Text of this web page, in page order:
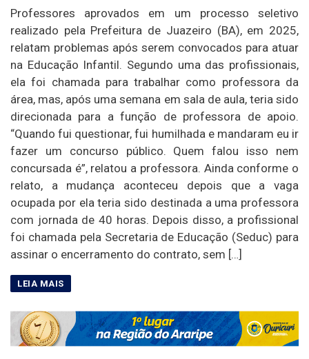
Professores aprovados em um processo seletivo
realizado pela Prefeitura de Juazeiro (BA), em 2025,
relatam problemas após serem convocados para atuar
na Educação Infantil. Segundo uma das profissionais,
ela foi chamada para trabalhar como professora da
área, mas, após uma semana em sala de aula, teria sido
direcionada para a função de professora de apoio.
“Quando fui questionar, fui humilhada e mandaram eu ir
fazer um concurso público. Quem falou isso nem
concursada é”, relatou a professora. Ainda conforme o
relato, a mudança aconteceu depois que a vaga
ocupada por ela teria sido destinada a uma professora
com jornada de 40 horas. Depois disso, a profissional
foi chamada pela Secretaria de Educação (Seduc) para
assinar o encerramento do contrato, sem […]